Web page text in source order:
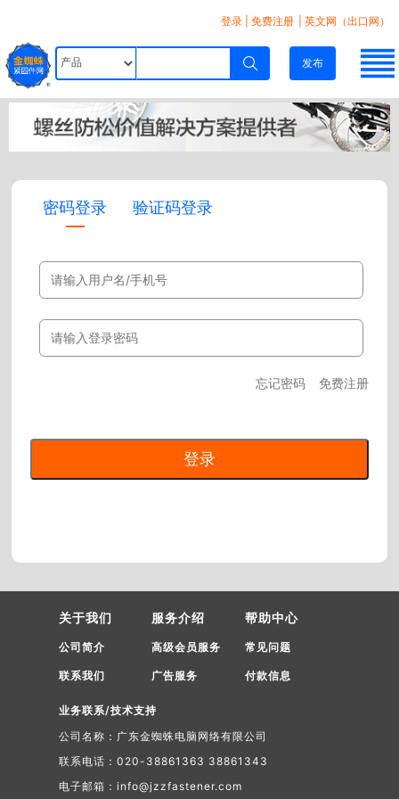
登录 免费注册 | 英文网（出口网）
发布
密码登录 验证码登录
忘记密码 免费注册
关于我们
公司简介
联系我们
服务介绍
高级会员服务
广告服务
帮助中心
常见问题
付款信息
业务联系/技术支持
公司名称：广东金蜘蛛电脑网络有限公司
联系电话：020-38861363 38861343
电子邮箱：info@jzzfastener.com